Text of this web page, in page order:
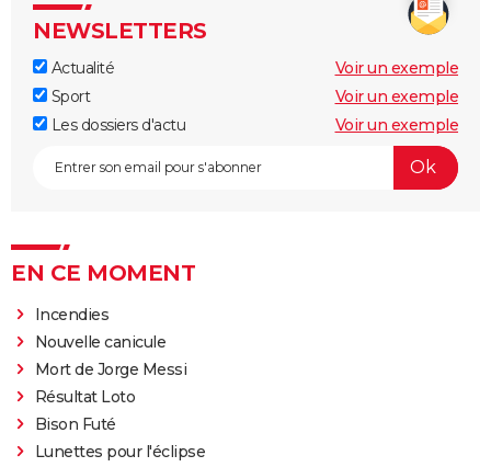
NEWSLETTERS
Actualité
Voir un exemple
Sport
Voir un exemple
Les dossiers d'actu
Voir un exemple
EN CE MOMENT
Incendies
Nouvelle canicule
Mort de Jorge Messi
Résultat Loto
Bison Futé
Lunettes pour l'éclipse